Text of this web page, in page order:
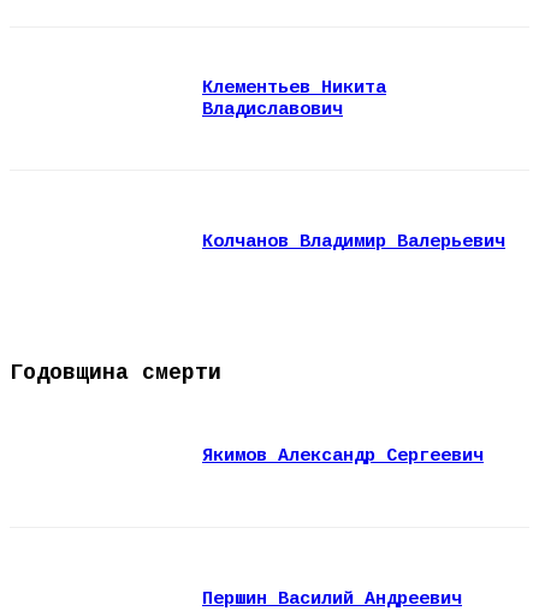
Клементьев Никита
Владиславович
Колчанов Владимир Валерьевич
Годовщина смерти
Якимов Александр Сергеевич
Першин Василий Андреевич